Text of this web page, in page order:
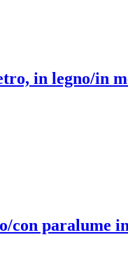
in legno/in
con paralume